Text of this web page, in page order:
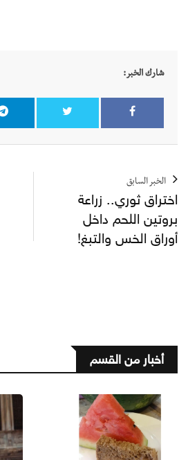
شارك الخبر:
الخبر السابق
اختراق ثوري.. زراعة
بروتين اللحم داخل
أوراق الخس والتبغ!
أخبار من القسم